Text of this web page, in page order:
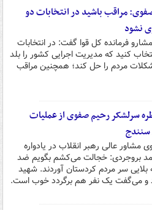
مراقب باشید در انتخابات دو
نشود
فرمانده کل قوا گفت: در انتخابات
کنید که مدیریت اجرایی کشور را بلد
مردم را حل کند؛ همچنین مراقب
سرلشکر رحیم صفوی از عملیات
سنندج
مشاور عالی رهبر انقلاب در یادواره
بروجردی: خجالت می‌کشم بگویم ضد
بلایی سر مردم کردستان آوردند. شهید
و می‌گفت یک نفر هم برگردد خوب است.